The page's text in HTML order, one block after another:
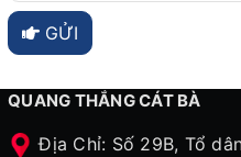
GỬI
QUANG THẮNG CÁT BÀ
Địa Chỉ: Số 29B, Tổ